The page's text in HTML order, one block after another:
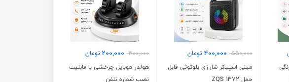
550,000
400,000 تومان
مینی اسپیکر شارژی بلوتوثی قابل
حمل ZQS 1372
300,000
200,000 تومان
هولدر موبایل چرخشی با قابلیت
نصب شماره تلفن